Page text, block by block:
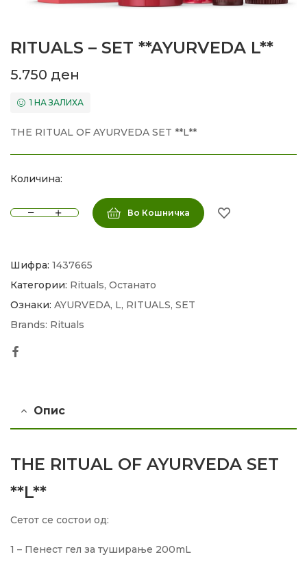
RITUALS – SET **AYURVEDA L**
5.750 ден
1 НА ЗАЛИХА
THE RITUAL OF AYURVEDA SET **L**
Количина:
Во Кошничка
Шифра: 1437665
Категории: Rituals, Останато
Ознаки: AYURVEDA, L, RITUALS, SET
Brands: Rituals
Опис
THE RITUAL OF AYURVEDA SET
**L**
Сетот се состои од:
1 – Пенест гел за туширање 200mL